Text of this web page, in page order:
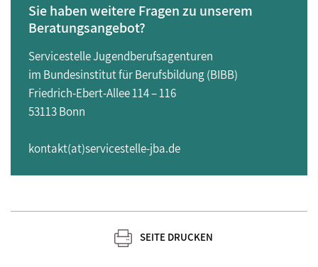
Sie haben weitere Fragen zu unserem
Beratungsangebot?
Servicestelle Jugendberufsagenturen
im Bundesinstitut für Berufsbildung (BIBB)
Friedrich-Ebert-Allee 114 – 116
53113 Bonn
kontakt(at)servicestelle-jba.de
SEITE DRUCKEN